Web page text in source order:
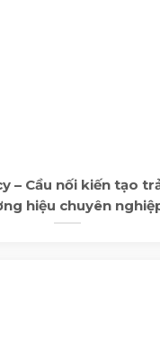
– Cầu nối kiến tạo
hiệu chuyên